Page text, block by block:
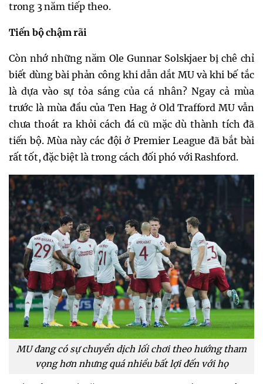
trong 3 năm tiếp theo.
Tiến bộ chậm rãi
Còn nhớ những năm Ole Gunnar Solskjaer bị chê chỉ
biết dùng bài phản công khi dẫn dắt MU và khi bế tắc
là dựa vào sự tỏa sáng của cá nhân? Ngay cả mùa
trước là mùa đầu của Ten Hag ở Old Trafford MU vẫn
chưa thoát ra khỏi cách đá cũ mặc dù thành tích đã
tiến bộ. Mùa này các đội ở Premier League đã bắt bài
rất tốt, đặc biệt là trong cách đối phó với Rashford.
MU đang có sự chuyển dịch lối chơi theo hướng tham
vọng hơn nhưng quá nhiều bất lợi đến với họ